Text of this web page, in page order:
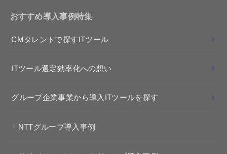
おすすめ導入事例特集
CMタレントで探すITツール
ITツール選定効率化への想い
グループ企業事業から導入ITツールを探す
NTTグループ導入事例